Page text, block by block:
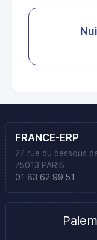
FRANCE-ERP
27 rue du dessous
75013 PARIS
01 83 62 99 51